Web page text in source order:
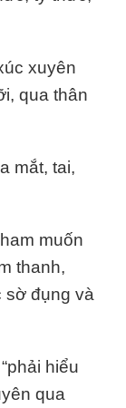
xuyên
qua thân
mắt, tai,
muốn
thanh,
sờ đụng và
hiểu
qua